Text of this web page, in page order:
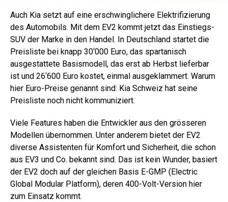
Auch Kia setzt auf eine erschwinglichere Elektrifizierung
des Automobils. Mit dem EV2 kommt jetzt das Einstiegs-
SUV der Marke in den Handel. In Deutschland startet die
Preisliste bei knapp 30‘000 Euro, das spartanisch
ausgestattete Basismodell, das erst ab Herbst lieferbar
ist und 26‘600 Euro kostet, einmal ausgeklammert. Warum
hier Euro-Preise genannt sind: Kia Schweiz hat seine
Preisliste noch nicht kommuniziert.
Viele Features haben die Entwickler aus den grösseren
Modellen übernommen. Unter anderem bietet der EV2
diverse Assistenten für Komfort und Sicherheit, die schon
aus EV3 und Co. bekannt sind. Das ist kein Wunder, basiert
der EV2 doch auf der gleichen Basis E-GMP (Electric
Global Modular Platform), deren 400-Volt-Version hier
zum Einsatz kommt.